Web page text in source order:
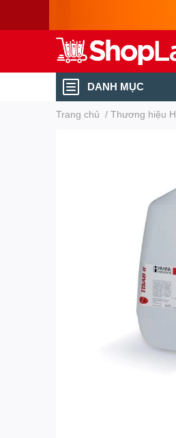
DANH MỤC
Trang chủ / Thương hiệu